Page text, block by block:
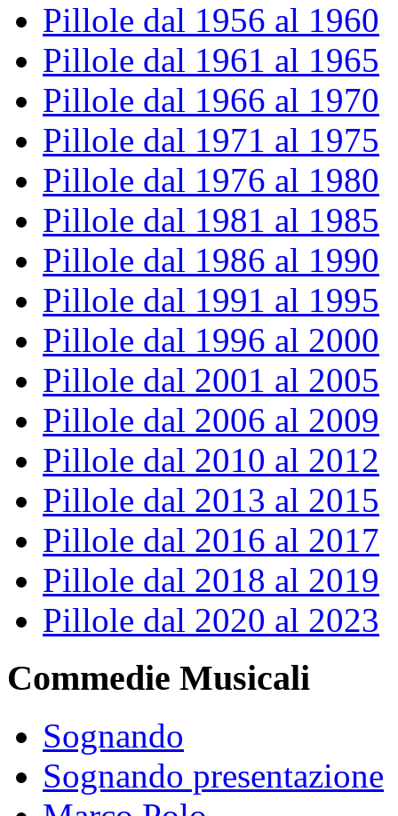
Pillole dal 1956 al 1960
Pillole dal 1961 al 1965
Pillole dal 1966 al 1970
Pillole dal 1971 al 1975
Pillole dal 1976 al 1980
Pillole dal 1981 al 1985
Pillole dal 1986 al 1990
Pillole dal 1991 al 1995
Pillole dal 1996 al 2000
Pillole dal 2001 al 2005
Pillole dal 2006 al 2009
Pillole dal 2010 al 2012
Pillole dal 2013 al 2015
Pillole dal 2016 al 2017
Pillole dal 2018 al 2019
Pillole dal 2020 al 2023
Commedie Musicali
Sognando
Sognando presentazione